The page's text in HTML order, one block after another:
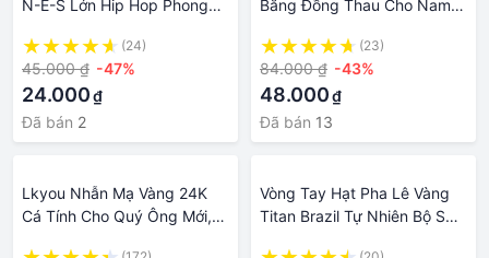
N-E-S Lớn Hip Hop Phong
Trang Cho Nam, Trang Sức
Nhẫn Đá Zircon Màu Cổ Điển
Mới Cho Nam
(24)
45.000 ₫ -47%
24.000₫
Đã bán 2
Bằng Đồng Thau Cho Nam
Tặng Trang Sức Ngày Lễ
Tình Nhân
(23)
84.000 ₫ -43%
48.000₫
Đã bán 13
Lkyou Nhẫn Mạ Vàng 24K
Cá Tính Cho Quý Ông Mới,
Vòng Tay Hạt Pha Lê Vàng
Titan Brazil Tự Nhiên Bộ Sưu